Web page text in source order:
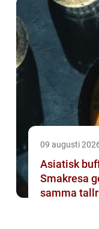
09 augusti
Asiatisk
Smakresa
samma